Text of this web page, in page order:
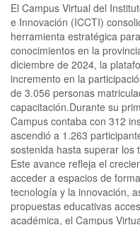
El Campus Virtual del
e Innovación (ICCTI)
herramienta estratégica
conocimientos en la
diciembre de 2024, la
incremento en la
de 3.056 personas
capacitación.Durante su
Campus contaba con 312
ascendió a 1.263
sostenida hasta superar los
Este avance refleja el
acceder a espacios de
tecnología y la innovación,
propuestas educativas
académica, el Campus